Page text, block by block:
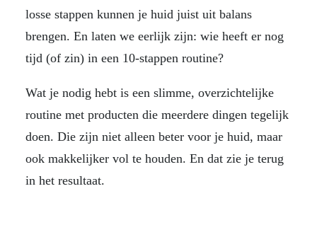
losse stappen kunnen je huid juist uit balans
brengen. En laten we eerlijk zijn: wie heeft er nog
tijd (of zin) in een 10-stappen routine?
Wat je nodig hebt is een slimme, overzichtelijke
routine met producten die meerdere dingen tegelijk
doen. Die zijn niet alleen beter voor je huid, maar
ook makkelijker vol te houden. En dat zie je terug
in het resultaat.